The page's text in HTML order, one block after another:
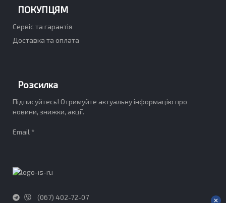
ПОКУПЦЯМ
Сервіс та гарантія
Доставка та оплата
Розсилка
Підписуйтесь! Отримуйте актуальну інформацію про
новини, знижки, акції.
Email *
(067) 402-72-07